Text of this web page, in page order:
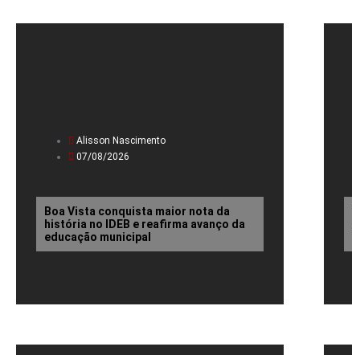
Alisson Nascimento
07/08/2026
Boa Vista conquista maior nota da
história no IDEB e reafirma avanço da
educação municipal